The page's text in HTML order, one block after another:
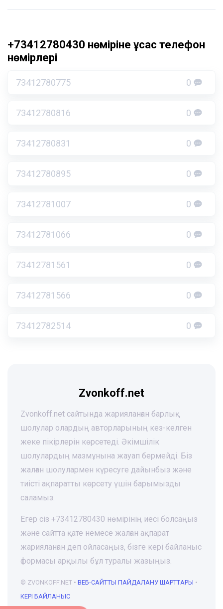
+73412780430 нөміріне ұқсас телефон
нөмірлері
73412780775 0
73412780816 0
73412780831 0
73412780895 0
73412781007 0
73412781066 0
73412781561 0
73412781566 0
73412782514 0
Zvonkoff.net
Zvonkoff.net сайтында жарияланған барлық
шолулар олардың авторларының кез-келген
жеке пікірлерін көрсетеді. Әкімшілік
шолулардың мазмұнына жауап бермейді. Біз
жалған шолулармен күресуге дайынбыз және
тиісті ақпаратты көрсету үшін барымызды
саламыз.
Егер сіз +73412780430 нөмірінің иесі болсаңыз
және сайтта қате немесе жалған ақпарат
жарияланған деп ойласаңыз, бізге кері байланыс
формасы арқылы бұл туралы жазыңыз.
© ZVONKOFF.NET • ВЕБ-CАЙТТЫ ПАЙДАЛАНУ ШАРТТАРЫ •
КЕРІ БАЙЛАНЫС